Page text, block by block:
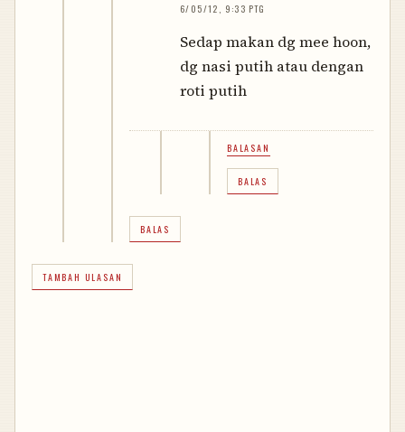
6/05/12, 9:33 PTG
Sedap makan dg mee hoon,
dg nasi putih atau dengan
roti putih
BALASAN
BALAS
BALAS
TAMBAH ULASAN